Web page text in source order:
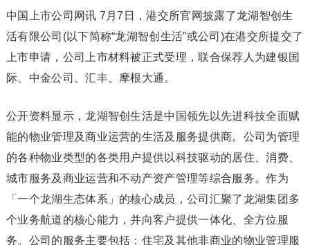
中国上市公司网讯 7月7日，港交所官网披露了龙湖智创生
活有限公司(以下简称“龙湖智创生活”或公司)在港交所提交了
上市申请，公司上市材料被正式受理，联合保荐人为建银国
际、中金公司、汇丰、摩根大通。
公开资料显示，龙湖智创生活是中国领先以先进科技全面赋
能的物业管理及商业运营的生活及服务提供商。公司为管理
的各种物业类型的各类用户提供以科技驱动的居住、消费、
城市服务及商业运营和不动产资产管理等综合服务。作为
「一个龙湖生态体系」的核心成员，公司汇聚了龙湖集团多
个业务航道的核心能力，并向客户提供一体化、全方位服
务。公司的服务主要包括：住宅及其他非商业的物业管理服